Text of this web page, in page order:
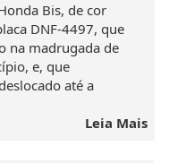
Bis, de cor
DNF-4497, que
na madrugada de
e, que
até a
Leia Mais